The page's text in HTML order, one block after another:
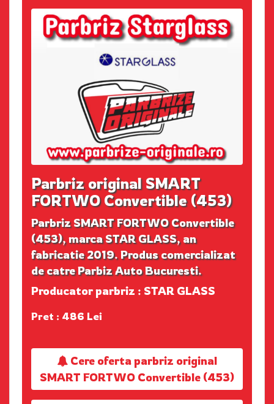
Parbriz original SMART
FORTWO Convertible (453)
Parbriz SMART FORTWO Convertible
(453), marca STAR GLASS, an
fabricatie 2019. Produs comercializat
de catre Parbiz Auto Bucuresti.
Producator parbriz : STAR GLASS
Pret : 486 Lei
Cere oferta parbriz original
SMART FORTWO Convertible (453)